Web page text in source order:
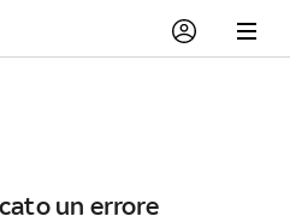
un errore